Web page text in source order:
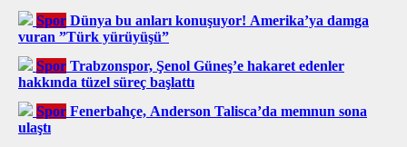
Spor Dünya bu anları konuşuyor! Amerika’ya damga
vuran ”Türk yürüyüşü”
Spor Trabzonspor, Şenol Güneş’e hakaret edenler
hakkında tüzel süreç başlattı
Spor Fenerbahçe, Anderson Talisca’da memnun sona
ulaştı